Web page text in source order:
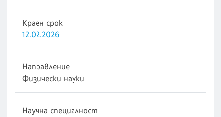
Краен срок
12.02.2026
Направление
Физически науки
Научна специалност